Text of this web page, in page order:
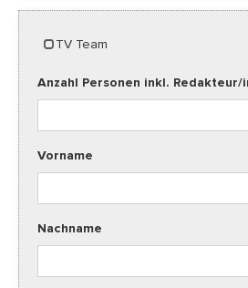
TV Team
Anzahl Personen inkl. Redakteur/
Vorname
Nachname